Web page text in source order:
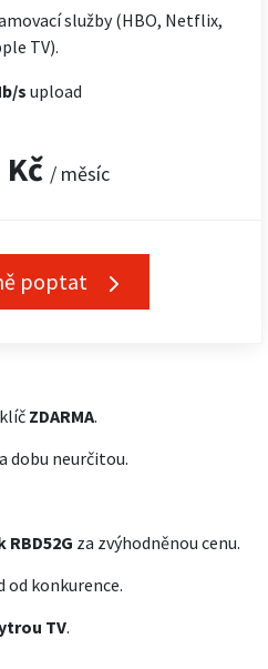
služby (HBO, Netflix,
TV).
s upload
Kč / měsíc
poptat
ZDARMA.
dobu neurčitou.
za zvýhodněnou cenu.
od konkurence.
TV.